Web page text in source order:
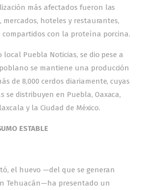
más afectados fueron las
hoteles y restaurantes,
compartidos con la proteína porcina.
local Puebla Noticias, se dio pese a
se mantiene una producción
de 8,000 cerdos diariamente, cuyas
se distribuyen en Puebla, Oaxaca,
y la Ciudad de México.
ESTABLE
el huevo —del que se generan
Tehuacán—ha presentado un